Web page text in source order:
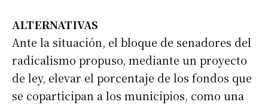
Nombre
Apellidos
ALTERNATIVAS
Ante la situación, el bloque de senadores del
radicalismo propuso, mediante un proyecto
de ley, elevar el porcentaje de los fondos que
se coparticipan a los municipios, como una